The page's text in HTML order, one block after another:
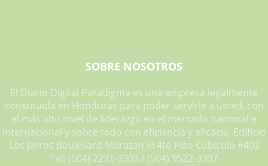
SOBRE NOSOTROS
El Diario Digital Paradigma es una empresa legalmente
constituida en Honduras para poder servirle a usted, con
el más alto nivel de liderazgo en el mercado nacional e
internacional y sobre todo con eficiencia y eficacia. Edificio
Los Jarros Boulevard Morazan el 4to Piso Cubiculo #402
Tel: (504) 2231-3303 / (504) 9522-3307